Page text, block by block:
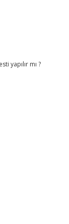
yapılır mı ?